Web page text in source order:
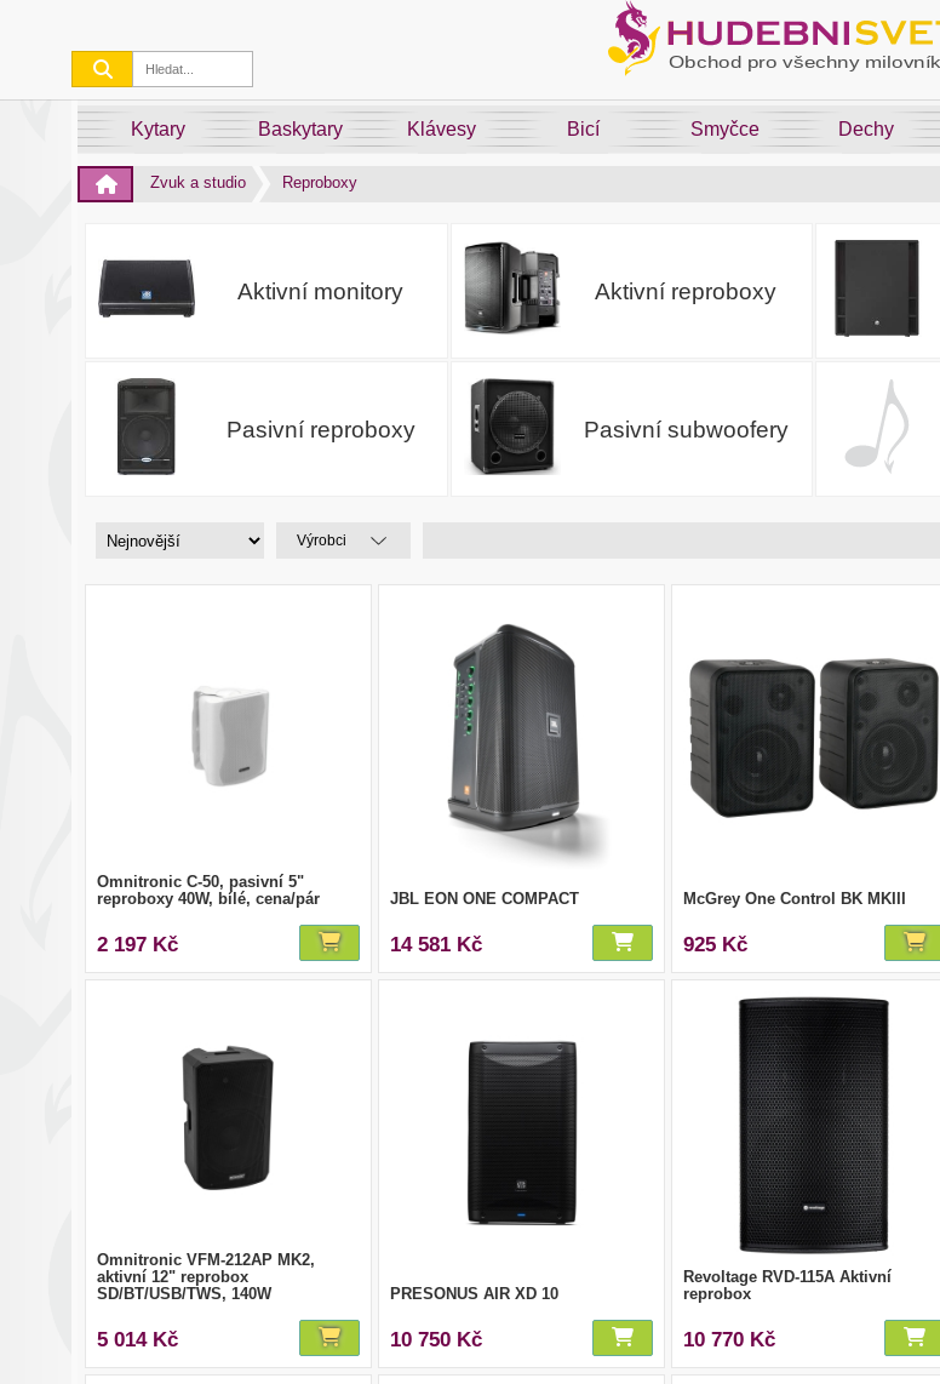
Kytary Baskytary Klávesy Bicí Smyčce Dechy
Zvuk a studio Reproboxy
Aktivní monitory Aktivní reproboxy
Pasivní reproboxy Pasivní subwoofery
Výrobci
Omnitronic C-50, pasivní 5"
reproboxy 40W, bílé, cena/pár
2 197 Kč
JBL EON ONE COMPACT
14 581 Kč
McGrey One Control BK MKIII
925 Kč
Omnitronic VFM-212AP MK2,
aktivní 12" reprobox
SD/BT/USB/TWS, 140W
5 014 Kč
PRESONUS AIR XD 10
10 750 Kč
Revoltage RVD-115A Aktivní
reprobox
10 770 Kč